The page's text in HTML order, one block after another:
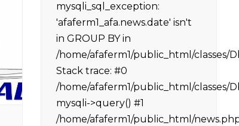
mysqli_sql_exception:
'afaferm1_afa.news.date' isn't
in GROUP BY in
/home/afaferm1/public_html/classes/
Stack trace: #0
/home/afaferm1/public_html/classes/
mysqli->query() #1
/home/afaferm1/public_html/